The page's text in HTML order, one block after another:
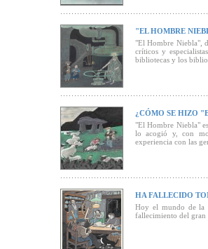
"EL HOMBRE
"El Hombre Niebla",
críticos y
bibliotecas y los
¿CÓMO SE HIZO
"El Hombre Niebla"
lo acogió y, con
experiencia con las
HA FALLECIDO
Hoy el mundo de la
fallecimiento del gran